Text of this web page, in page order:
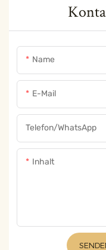
Name
E-Mail
Telefon/WhatsApp
Inhalt